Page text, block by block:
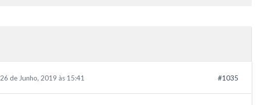
26 de Junho, 2019 às 15:41 #1035